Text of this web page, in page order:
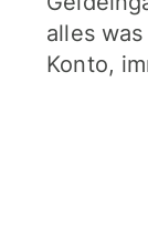
alles
Konto,